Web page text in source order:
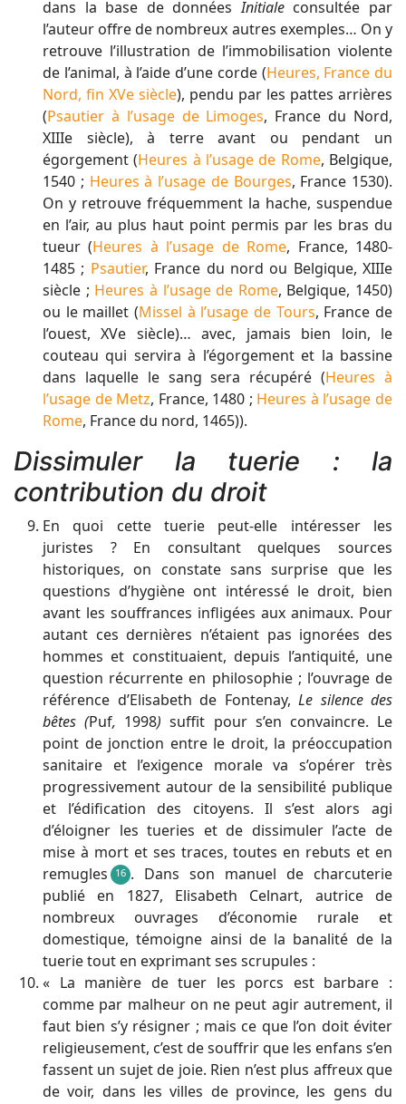
dans la base de donnéesInitialeconsultée par
l’auteur offre de nombreux autres exemples… On y
retrouve l’illustration de l’immobilisation violente
de l’animal, à l’aide d’une corde (Heures, France du
Nord, fin XVe siècle), pendu par les pattes arrières
(Psautier à l’usage de Limoges, France du Nord,
XIIIe siècle), à terre avant ou pendant un
égorgement (Heures à l’usage de Rome, Belgique,
1540 ; Heures à l’usage de Bourges, France 1530).
On y retrouve fréquemment la hache, suspendue
en l’air, au plus haut point permis par les bras du
tueur (Heures à l’usage de Rome, France, 1480-
1485 ; Psautier, France du nord ou Belgique, XIIIe
siècle ; Heures à l’usage de Rome, Belgique, 1450)
ou le maillet (Missel à l’usage de Tours, France de
l’ouest, XVe siècle)… avec, jamais bien loin, le
couteau qui servira à l’égorgement et la bassine
dans laquelle le sang sera récupéré (Heures à
l’usage de Metz, France, 1480 ; Heures à l’usage de
Rome, France du nord, 1465)).
Dissimuler la tuerie : la
contribution du droit
En quoi cette tuerie peut-elle intéresser les
juristes ? En consultant quelques sources
historiques, on constate sans surprise que les
questions d’hygiène ont intéressé le droit, bien
avant les souffrances infligées aux animaux. Pour
autant ces dernières n’étaient pas ignorées des
hommes et constituaient, depuis l’antiquité, une
question récurrente en philosophie ; l’ouvrage de
référence d’Elisabeth de Fontenay, Le silence des
bêtes (Puf, 1998)suffit pour s’en convaincre. Le
point de jonction entre le droit, la préoccupation
sanitaire et l’exigence morale va s’opérer très
progressivement autour de la sensibilité publique
et l’édification des citoyens. Il s’est alors agi
d’éloigner les tueries et de dissimuler l’acte de
mise à mort et ses traces, toutes en rebuts et en
remugles
16 . Dans son manuel de charcuterie
publié en 1827, Elisabeth Celnart, autrice de
nombreux ouvrages d’économie rurale et
domestique, témoigne ainsi de la banalité de la
tuerie tout en exprimant ses scrupules :
« La manière de tuer les porcs est barbare :
comme par malheur on ne peut agir autrement, il
faut bien s’y résigner ; mais ce que l’on doit éviter
religieusement, c’est de souffrir que les enfans s’en
fassent un sujet de joie. Rien n’est plus affreux que
de voir, dans les villes de province, les gens du